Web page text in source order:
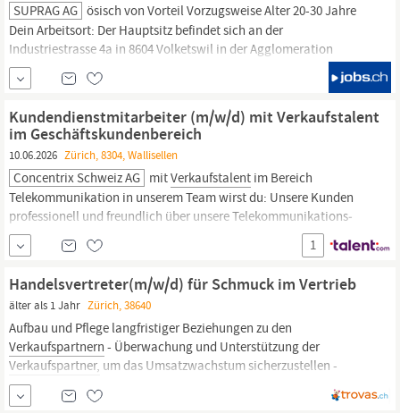
SUPRAG AG ösisch von Vorteil Vorzugsweise Alter 20-30 Jahre
Dein Arbeitsort: Der Hauptsitz befindet sich an der
Industriestrasse 4a in 8604 Volketswil in der Agglomeration
Zürich.
Was wir bieten: Eine Stelle mit hoher Eigenverantwortung
und entsprechenden Kompetenzen Spannende und
abwechslungsreiche Aufgabe in einem innovativen und
zukunftsorientierten Value...
Kundendienstmitarbeiter (m/w/d) mit Verkaufstalent
im Geschäftskundenbereich
10.06.2026 Zürich, 8304, Wallisellen
Concentrix Schweiz AG mitVerkaufstalent im Bereich
Telekommunikation in unserem Team wirst du: Unsere Kunden
professionell und freundlich über unsere Telekommunikations­
produkte und ‑dienst­leistungen beraten. Aktiv Produkte und
Dienstleistungen
Verkaufsziele zu
erreichen und zu übertreffen. Unsere Kunden bei...
1
Handelsvertreter(m/w/d) für Schmuck im Vertrieb
älter als 1 Jahr Zürich, 38640
Aufbau und Pflege langfristiger Beziehungen zu den
Verkaufspartnern - Überwachung und Unterstützung der
Verkaufspartner, um das Umsatzwachstum sicherzustellen -
Teilnahme an Fachmessen und Veranstaltungen, um die Marke zu
fördern und neue